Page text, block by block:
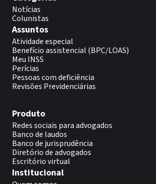
Notícias
Colunistas
Assuntos
Atividade especial
Benefício assistencial (BPC/LOAS)
Meu INSS
Perícias
Pessoas com deficiência
Revisões Previdenciárias
Produto
Redes sociais para advogados
Banco de laudos
Banco de jurisprudência
Diretório de advogados
Escritório virtual
Institucional